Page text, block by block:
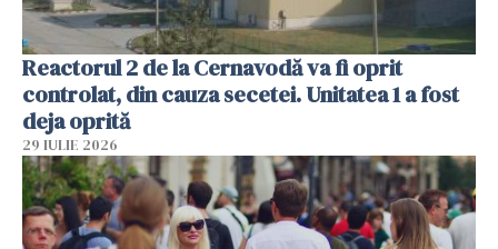
Reactorul 2 de la Cernavodă va fi oprit
controlat, din cauza secetei. Unitatea 1 a fost
deja oprită
29 IULIE 2026